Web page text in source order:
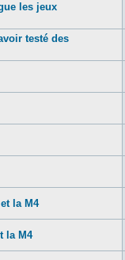
les jeux
testé des
la M4
la M4